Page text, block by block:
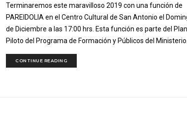
Terminaremos este maravilloso 2019 con una función de
PAREIDOLIA en el Centro Cultural de San Antonio el
de Diciembre a las 17:00 hrs. Esta función es parte del Plan
Piloto del Programa de Formación y Públicos del Ministerio...
CONTINUE READING